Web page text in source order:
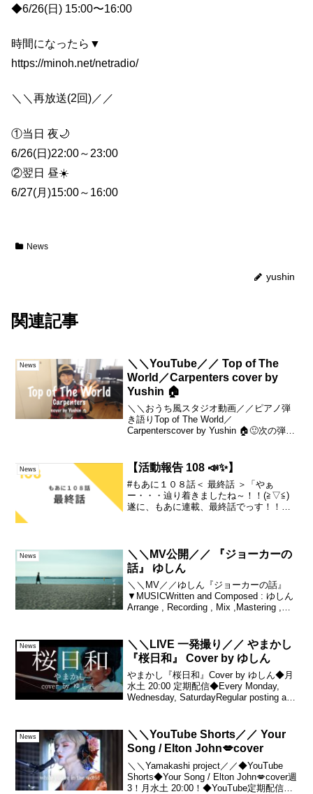
◆6/26(日) 15:00〜16:00
時間になったら▼
https://minoh.net/netradio/
＼＼再放送(2回)／／
①当日 夜🌙
6/26(日)22:00～23:00
②翌日 昼☀️
6/27(月)15:00～16:00
News
yushin
関連記事
News
＼＼YouTube／／ Top of The
World／Carpenters cover by
Yushin 🏠
＼＼おうち風スタジオ動画／／ピアノ弾
き語りTop of The World／
Carpenterscover by Yushin 🏠🙂次の弾き
中！！ゆしん ...
News 【活動報告 108 📣✨】
#もあに１０８話＜ 最終話 ＞「やぁ
ー・・・辿り着きましたね～！！(≧▽≦)
遂に、もあに連載、最終話でっす！！！
いにー...
News
＼＼MV公開／／ 『ジョーカーの
話』 ゆしん
＼＼MV／／ゆしん『ジョーカーの話』
▼MUSICWritten and Composed : ゆしん
Arrange , Recording , Mix ,Mastering ,
News
＼＼LIVE 一発撮り／／ やまかし
『桜日和』 Cover by ゆしん
やまかし『桜日和』Cover by ゆしん◆月
水土 20:00 定期配信◆Every Monday,
Wednesday, SaturdayRegular posting at 8
News
＼＼YouTube Shorts／／ Your
Song / Elton John💋cover
＼＼Yamakashi project／／◆YouTube
Shorts◆Your Song / Elton John💋cover週
3！月水土 20:00！◆YouTube定期配信◆